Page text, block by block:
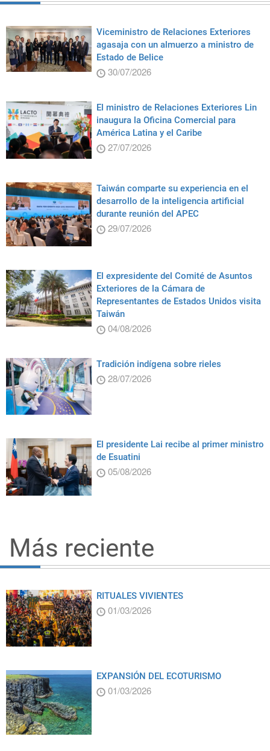
Viceministro de Relaciones Exteriores
agasaja con un almuerzo a ministro de
Estado de Belice
30/07/2026
El ministro de Relaciones Exteriores Lin
inaugura la Oficina Comercial para
América Latina y el Caribe
27/07/2026
Taiwán comparte su experiencia en el
desarrollo de la inteligencia artificial
durante reunión del APEC
29/07/2026
El expresidente del Comité de Asuntos
Exteriores de la Cámara de
Representantes de Estados Unidos visita
Taiwán
04/08/2026
Tradición indígena sobre rieles
28/07/2026
El presidente Lai recibe al primer ministro
de Esuatini
05/08/2026
Más reciente
RITUALES VIVIENTES
01/03/2026
EXPANSIÓN DEL ECOTURISMO
01/03/2026